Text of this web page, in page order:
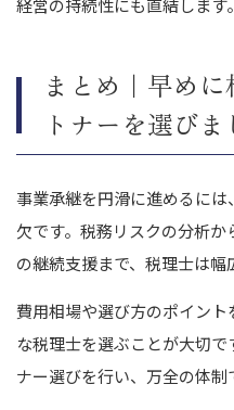
まとめ｜早め
トナーを選びま
事業承継を円滑に進めるに
欠です。 税務リスクの分析か
の継続支援まで、税理士は幅
費用相場や選び方のポイン
な税理士を選ぶことが大切で
ナー選びを行い、万全の体制